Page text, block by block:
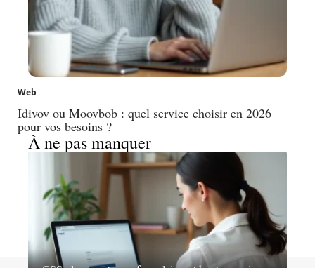
Web
Idivov ou Moovbob : quel service choisir en 2026
pour vos besoins ?
À ne pas manquer